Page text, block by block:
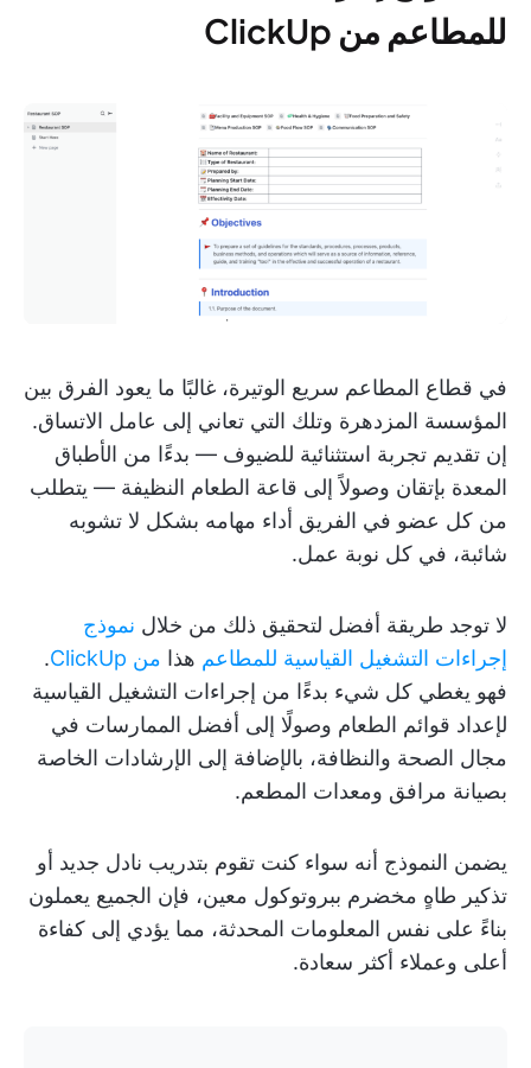
للمطاعم من ClickUp
في قطاع المطاعم سريع الوتيرة، غالبًا ما يعود الفرق بين
المؤسسة المزدهرة وتلك التي تعاني إلى عامل الاتساق.
إن تقديم تجربة استثنائية للضيوف — بدءًا من الأطباق
المعدة بإتقان وصولاً إلى قاعة الطعام النظيفة — يتطلب
من كل عضو في الفريق أداء مهامه بشكل لا تشوبه
شائبة، في كل نوبة عمل.
لا توجد طريقة أفضل لتحقيق ذلك من خلال نموذج
إجراءات التشغيل القياسية للمطاعم هذا من ClickUp
.
فهو يغطي كل شيء بدءًا من إجراءات التشغيل القياسية
لإعداد قوائم الطعام وصولًا إلى أفضل الممارسات في
مجال الصحة والنظافة، بالإضافة إلى الإرشادات الخاصة
بصيانة مرافق ومعدات المطعم.
يضمن النموذج أنه سواء كنت تقوم بتدريب نادل جديد أو
تذكير طاهٍ مخضرم ببروتوكول معين، فإن الجميع يعملون
بناءً على نفس المعلومات المحدثة، مما يؤدي إلى كفاءة
أعلى وعملاء أكثر سعادة.